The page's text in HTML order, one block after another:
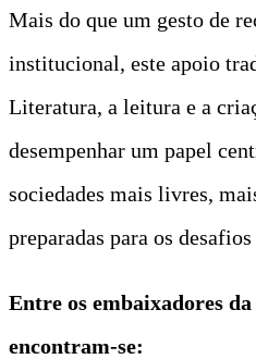
Mais do que um gesto de
institucional, este apoio
Literatura, a leitura e a
desempenhar um papel
sociedades mais livres,
preparadas para os
Entre os embaixadores
encontram-se: